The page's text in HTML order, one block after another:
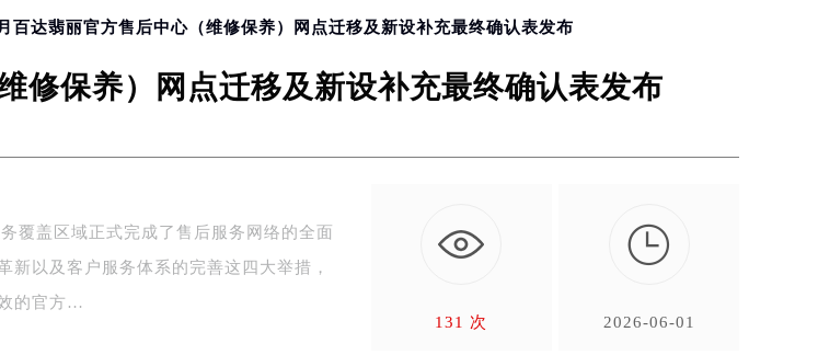
需提前预约）
提前预约）
（需提前预约）
室（需提前预约）
万象城）17层1706室（需提前预约）
百达翡丽官方售后中心（维修保养）网点迁移及新设补充最终确认表发布
修保养）网点迁移及新设补充最终确认表发布
覆盖区域正式完成了售后服务网络的全面
新以及客户服务体系的完善这四大举措，
的官方…
131 次

2026-06-01